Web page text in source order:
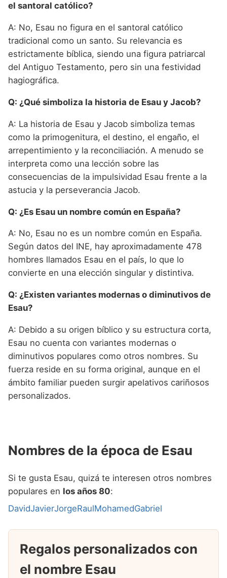
el santoral católico?
A: No, Esau no figura en el santoral católico
tradicional como un santo. Su relevancia es
estrictamente bíblica, siendo una figura patriarcal
del Antiguo Testamento, pero sin una festividad
hagiográfica.
Q: ¿Qué simboliza la historia de Esau y Jacob?
A: La historia de Esau y Jacob simboliza temas
como la primogenitura, el destino, el engaño, el
arrepentimiento y la reconciliación. A menudo se
interpreta como una lección sobre las
consecuencias de la impulsividad Esau frente a la
astucia y la perseverancia Jacob.
Q: ¿Es Esau un nombre común en España?
A: No, Esau no es un nombre común en España.
Según datos del INE, hay aproximadamente 478
hombres llamados Esau en el país, lo que lo
convierte en una elección singular y distintiva.
Q: ¿Existen variantes modernas o diminutivos de
Esau?
A: Debido a su origen bíblico y su estructura corta,
Esau no cuenta con variantes modernas o
diminutivos populares como otros nombres. Su
fuerza reside en su forma original, aunque en el
ámbito familiar pueden surgir apelativos cariñosos
personalizados.
Nombres de la época de Esau
Si te gusta Esau, quizá te interesen otros nombres
populares en los años 80:
DavidJavierJorgeRaulMohamedGabriel
Regalos personalizados con
el nombre Esau